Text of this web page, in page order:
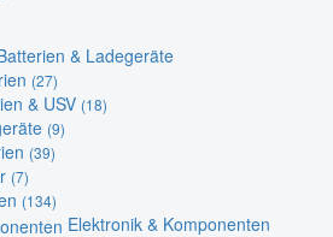
& Ladegeräte
(27)
& USV (18)
(9)
(39)
(7)
(134)
Elektronik & Komponenten